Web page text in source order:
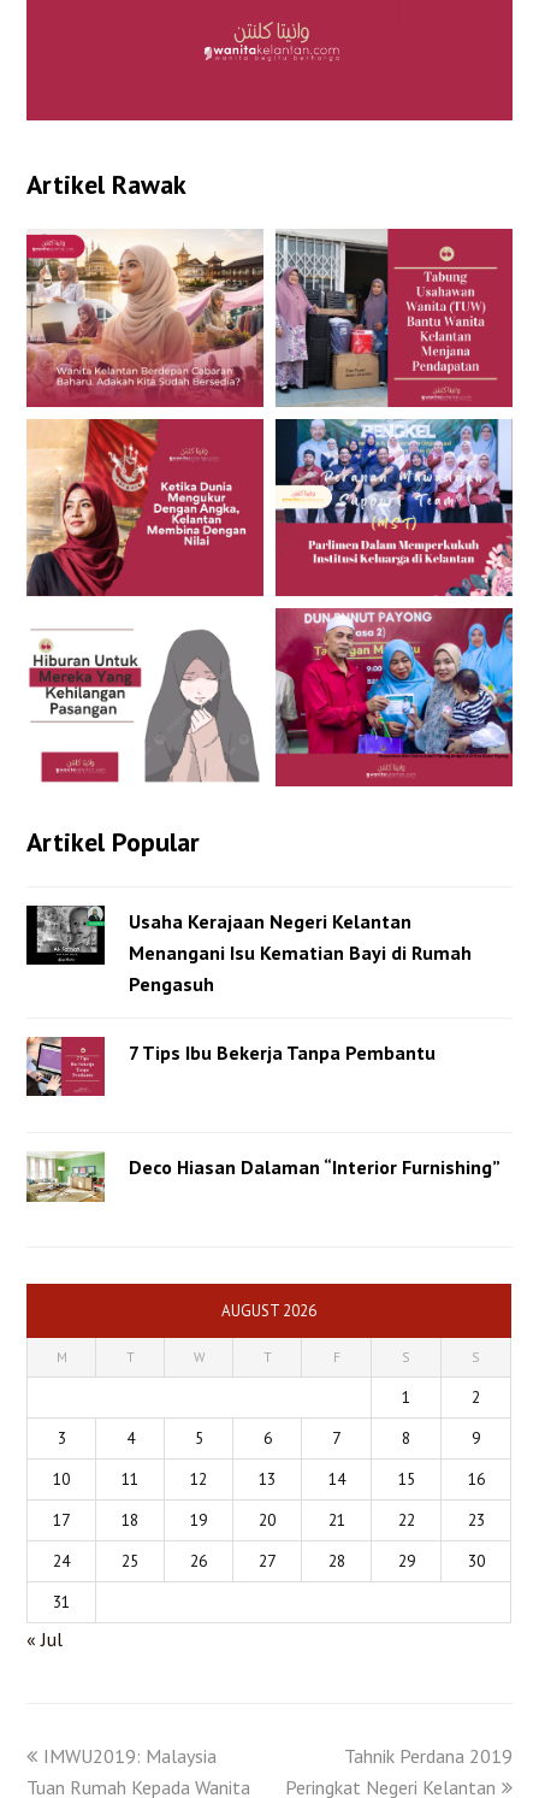
Artikel Rawak
Artikel Popular
Usaha Kerajaan Negeri Kelantan
Menangani Isu Kematian Bayi di Rumah
Pengasuh
7 Tips Ibu Bekerja Tanpa Pembantu
Deco Hiasan Dalaman “Interior Furnishing”
AUGUST 2026
M T W T F S S
1
2
3
4 5 6 7 8
9
10
11 12 13 14 15
16
17
18 19 20 21 22
23
24
25 26 27 28 29
30
31
« Jul
IMWU2019: Malaysia
Tuan Rumah Kepada Wanita
Tahnik Perdana 2019
Peringkat Negeri Kelantan